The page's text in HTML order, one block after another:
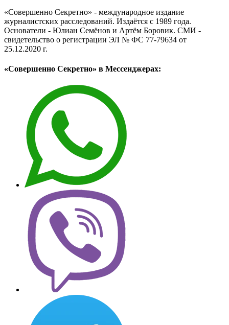
«Совершенно Секретно» - международное издание
журналистских расследований. Издаётся с 1989 года.
Основатели - Юлиан Семёнов и Артём Боровик. CМИ -
свидетельство о регистрации ЭЛ № ФС 77-79634 от
25.12.2020 г.
«Совершенно Секретно» в Мессенджерах: